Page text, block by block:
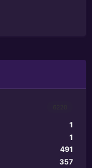
1
1
491
357